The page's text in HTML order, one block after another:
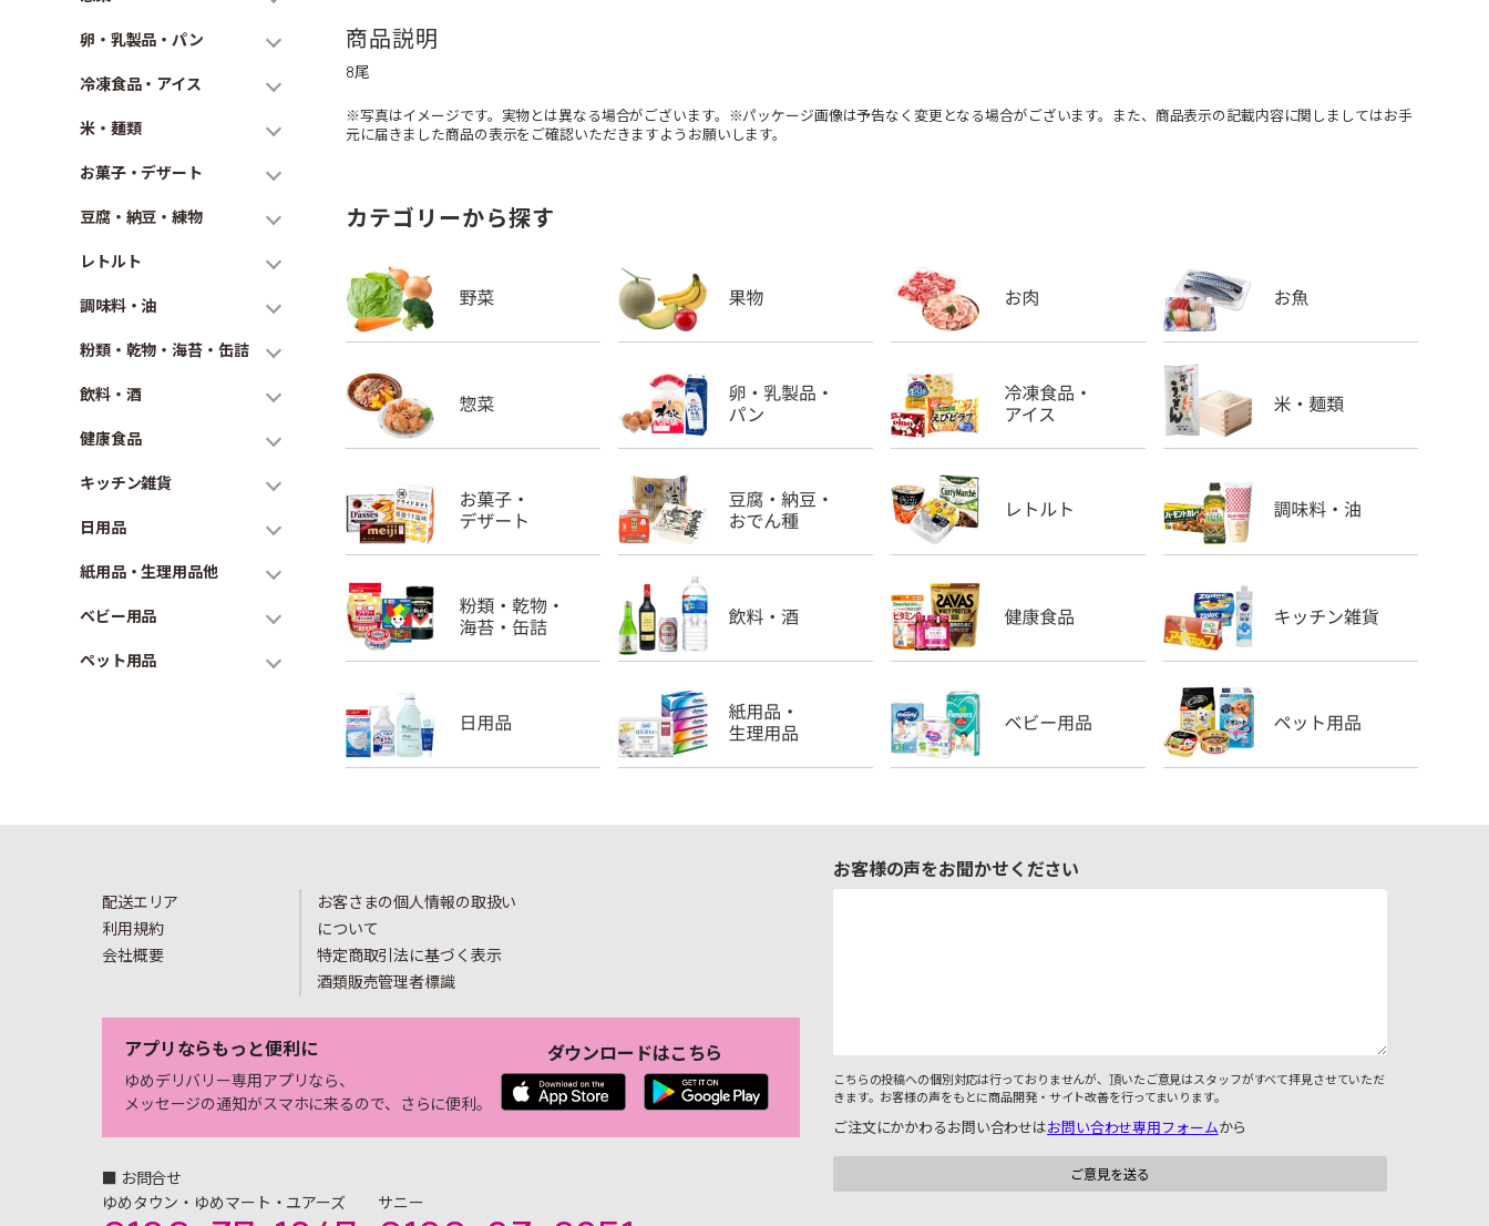
卵・乳製品・パン
冷凍食品・アイス
米・麺類
お菓子・デザート
豆腐・納豆・練物
レトルト
調味料・油
粉類・乾物・海苔・缶詰
飲料・酒
健康食品
キッチン雑貨
日用品
紙用品・生理用品他
ベビー用品
ペット用品
商品説明
8尾
※写真はイメージです。実物とは異なる場合がございます。※パッケージ画像は予告なく変更となる場合がございます。また、商品表示の記載内容に関しましてはお手
元に届きました商品の表示をご確認いただきますようお願いします。
カテゴリーから探す
配送エリア
利用規約
会社概要
お客さまの個人情報の取扱い
について
特定商取引法に基づく表示
酒類販売管理者標識
アプリならもっと便利に
ゆめデリバリー専用アプリなら、
メッセージの通知がスマホに来るので、さらに便利。
ダウンロードはこちら
■ お問合せ
ゆめタウン・ゆめマート・ユアーズ
サニー
お客様の声をお聞かせください
こちらの投稿への個別対応は行っておりませんが、頂いたご意見はスタッフがすべて拝見させていただ
きます。お客様の声をもとに商品開発・サイト改善を行ってまいります。
ご注文にかかわるお問い合わせはお問い合わせ専用フォームから